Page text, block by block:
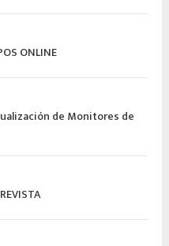
ONLINE
de Monitores de